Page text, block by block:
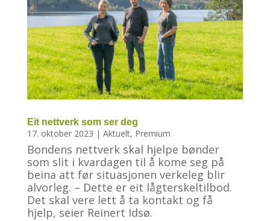
Eit nettverk som ser deg
17. oktober 2023 | Aktuelt, Premium
Bondens nettverk skal hjelpe bønder
som slit i kvardagen til å kome seg på
beina att før situasjonen verkeleg blir
alvorleg. – Dette er eit lågterskeltilbod.
Det skal vere lett å ta kontakt og få
hjelp, seier Reinert Idsø.